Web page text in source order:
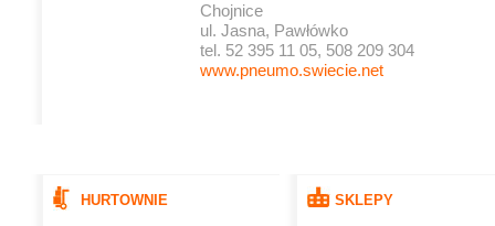
Chojnice
ul. Jasna, Pawłówko
tel. 52 395 11 05, 508 209 304
www.pneumo.swiecie.net
HURTOWNIE SKLEPY